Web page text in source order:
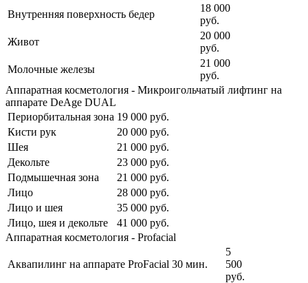
Внутренняя поверхность бедер
18 000
руб.
Живот
20 000
руб.
Молочные железы
21 000
руб.
Аппаратная косметология - Микроигольчатый лифтинг на
аппарате DeAge DUAL
Периорбитальная зона 19 000 руб.
Кисти рук
20 000 руб.
Шея
21 000 руб.
Декольте
23 000 руб.
Подмышечная зона
21 000 руб.
Лицо
28 000 руб.
Лицо и шея
35 000 руб.
Лицо, шея и декольте
41 000 руб.
Аппаратная косметология - Profacial
Аквапилинг на аппарате ProFacial 30 мин.
5
500
руб.